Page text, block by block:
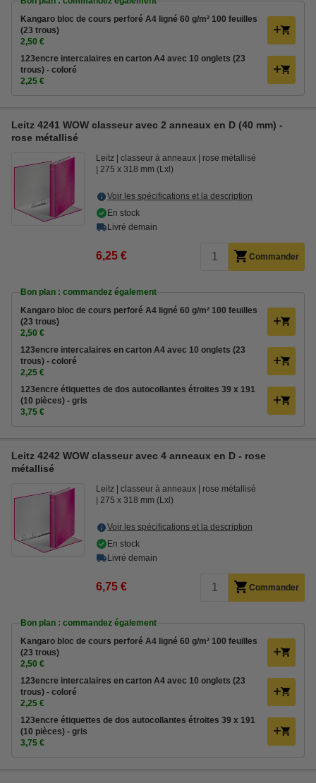
Kangaro bloc de cours perforé A4 ligné 60 g/m² 100 feuilles
(23 trous)
2,50 €
123encre intercalaires en carton A4 avec 10 onglets (23
trous) - coloré
2,25 €
Leitz 4241 WOW classeur avec 2 anneaux en D (40 mm) -
rose métallisé
Leitz classeur à anneaux
rose métallisé
275 x 318 mm (Lxl)
Voir les spécifications et la description
En stock
Livré demain
6,25 € Commander
Bon plan : commandez également
Kangaro bloc de cours perforé A4 ligné 60 g/m² 100 feuilles
(23 trous)
2,50 €
123encre intercalaires en carton A4 avec 10 onglets (23
trous) - coloré
2,25 €
123encre étiquettes de dos autocollantes étroites 39 x 191
(10 pièces) - gris
3,75 €
Leitz 4242 WOW classeur avec 4 anneaux en D - rose
métallisé
Leitz classeur à anneaux
rose métallisé
275 x 318 mm (Lxl)
Voir les spécifications et la description
En stock
Livré demain
6,75 € Commander
Bon plan : commandez également
Kangaro bloc de cours perforé A4 ligné 60 g/m² 100 feuilles
(23 trous)
2,50 €
123encre intercalaires en carton A4 avec 10 onglets (23
trous) - coloré
2,25 €
123encre étiquettes de dos autocollantes étroites 39 x 191
(10 pièces) - gris
3,75 €